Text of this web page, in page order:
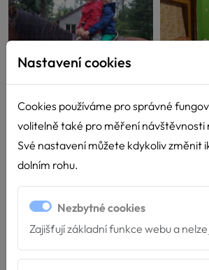
Nastavení cookies
Cookies používáme pro správné
volitelně také pro měření návštěvnosti
Své nastavení můžete kdykoliv změnit
dolním rohu.
Nezbytné cookies
Zajišťují základní funkce webu a